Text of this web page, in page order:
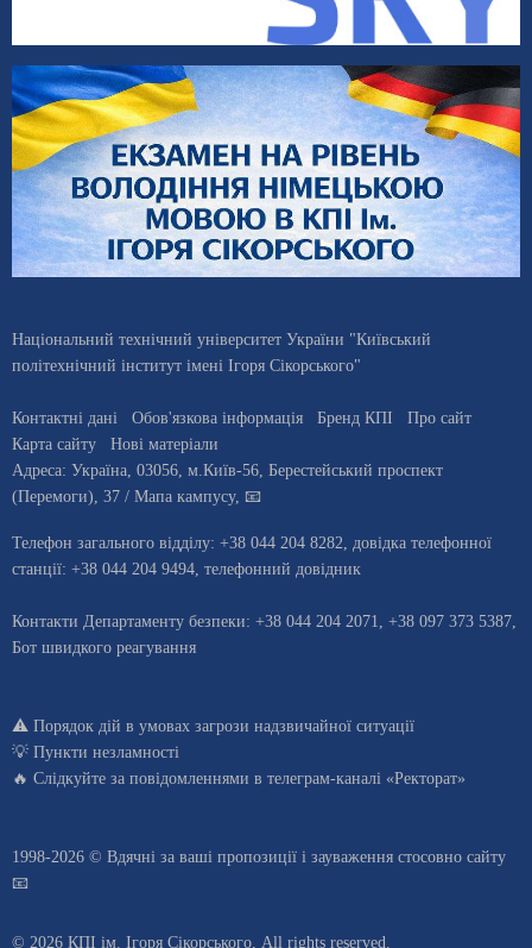
Національний технічний університет України "Київський
політехнічний інститут імені Ігоря Сікорського"
Контактні дані Обов'язкова інформація Бренд КПІ
Про сайт
Карта сайту
Нові матеріали
Адреса: Україна, 03056, м.Київ-56, Берестейський проспект
(Перемоги), 37 / Мапа кампусу, 📧
Телефон загального відділу: +38 044 204 8282 , довiдка телефонної
станцiї: +38 044 204 9494 телефонний довідник
Контакти Департаменту безпеки: +38 044 204 2071, +38 097 373 5387,
Бот швидкого реагування
⚠️ Порядок дій в умовах загрози надзвичайної ситуації
💡 Пункти незламності
🔥 Слідкуйте за повідомленнями в телеграм-каналі «Ректорат»
1998-2026 © Вдячні за ваші пропозиції і зауваження стосовно сайту
📧
© 2026 КПІ ім. Ігоря Сікорського, All rights reserved.